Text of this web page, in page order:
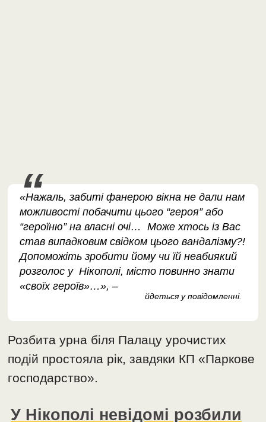
«Нажаль, забиті фанерою вікна не дали нам
можливості побачити цього “героя” або
“героїню” на власні очі… Може хтось із Вас
став випадковим свідком цього вандалізму?!
Допоможіть зробити йому чи їй неабиякий
розголос у Нікополі, місто повинно знати
«своїх героїв»…», –
йдеться у повідомленні.
Розбита урна біля Палацу урочистих
подій простояла рік, завдяки КП «Паркове
господарство».
У Нікополі невідомі розбили